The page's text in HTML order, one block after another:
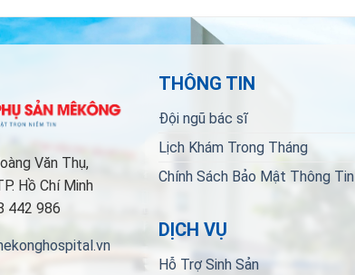
Văn Thụ,
Hồ Chí Minh
442 986
THÔNG TIN
Đội ngũ bác sĩ
Lịch Khám Trong Tháng
Chính Sách Bảo Mật Thông Tin
DỊCH VỤ
Hỗ Trợ Sinh Sản